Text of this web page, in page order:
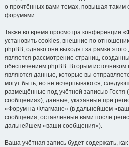
о прочтённых вами темах, повышая таким
форумами.
Также во время просмотра конференции
установить cookies, внешние по
phpBB, однако они выходят за рамки
является рассмотрение страниц,
обеспечением phpBB. Вторым
являются данные, которые вы
могут быть, но не исчерпываются,
размещённые под учётной записью
сообщения»), данные, указанные при
«Форум на Флагмане» (в дальнейшем
сообщения, оставленные вами после
дальнейшем «ваши сообщения»).
Ваша учётная запись будет содержать,